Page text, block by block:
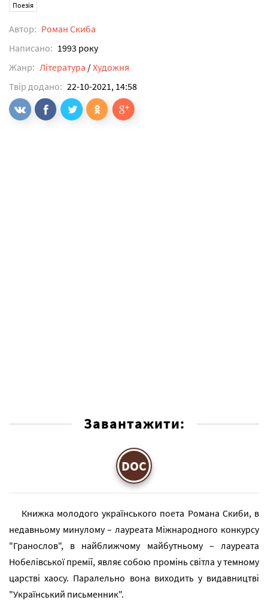
Поезія
Автор: Роман Скиба
Написано: 1993 року
Жанр: Література /Художня
Твір додано: 22-10-2021, 14:58
Завантажити:
DOC
Книжка молодого українського поета Романа Скиби, в
недавньому минулому – лауреата Міжнародного конкурсу
"Гранослов", в найближчому майбутньому – лауреата
Нобелівської премії, являє собою промінь світла у темному
царстві хаосу. Паралельно вона виходить у видавництві
"Український письменник".